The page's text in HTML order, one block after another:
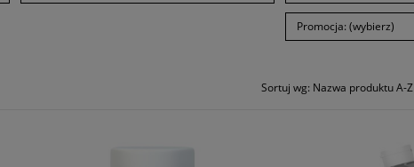
Promocja: (wybierz)
Sortuj wg: Nazwa produktu A-Z